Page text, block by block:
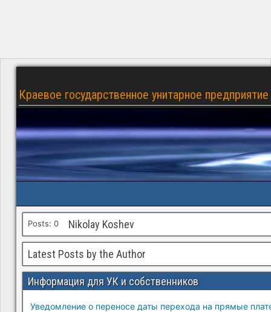
Краевое государственное унитарное
Posts: 0 Nikolay Koshev
Latest Posts by the Author
Информация для УК и собственников
Уведомление о переносе даты перехода на прямые